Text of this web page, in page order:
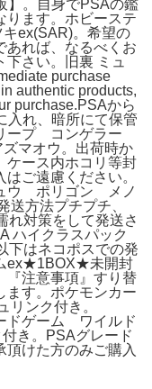
】。自身でPSAの鑑
ります。ホビーステ
ex(SAR)。希望の
あれば、なるべくお
さい。旧裏 ミュ
purchase
authentic products,
purchase.PSAから
入れ、暗所にて保管
ープ コンゲラー
マオウ。出荷時か
ケース内ホコリ等封
ご遠慮ください。
ウ ポリゴン メノ
方法プチプチ、
れ対策をして発送さ
ハイクラスパック
下はネコポスでの発
ex★1BOX★未開封
注意事項』すり替
ます。ポケモンカー
ンク付き。
ドゲーム ワイルド
き。PSAグレード
頂けた方のみご購入